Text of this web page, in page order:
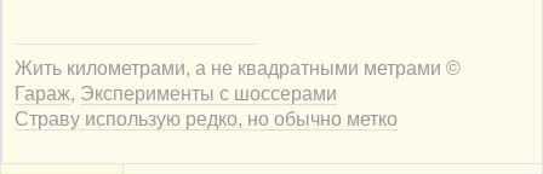
Жить километрами, а не квадратными метрами ©
Гараж, Эксперименты с шоссерами
Страву использую редко, но обычно метко